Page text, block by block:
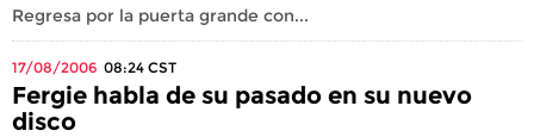
Regresa por la puerta grande con...
17/08/2006 08:24 CST
Fergie habla de su pasado en su nuevo
disco